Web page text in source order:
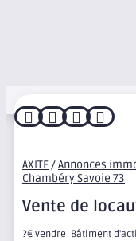
   
AXITE/Annonces
Chambéry Savoie 73
Vente de
?€ vendre  Bâtiment